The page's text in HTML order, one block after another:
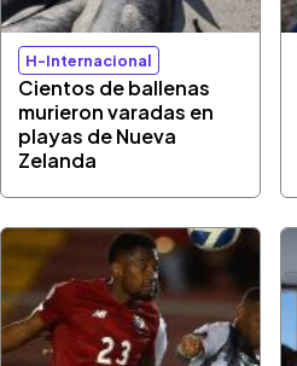
H-Internacional
Cientos de ballenas
murieron varadas en
playas de Nueva
Zelanda